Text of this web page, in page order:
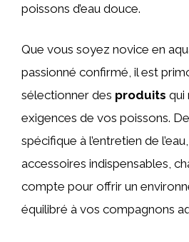
poissons d’eau douce.
Que vous soyez novice en
passionné confirmé, il est
sélectionner des produits qui
exigences de vos poissons.
spécifique à l’entretien de
accessoires indispensables,
compte pour offrir un
équilibré à vos compagnons